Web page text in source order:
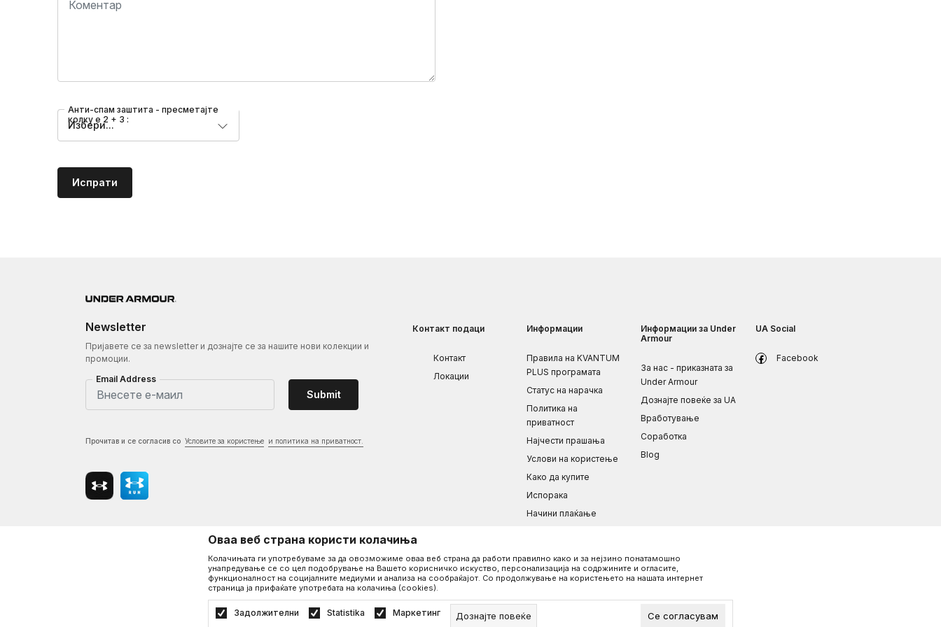
Анти-спам заштита - пресметајте
колку е 2 + 3 :
Избери...
Испрати
Newsletter
Пријавете се за newsletter и дознајте се за нашите нови колекции и
промоции.
Email Address
Submit
Прочитав и се согласив со Условите за користење и политика на приватност.
Контакт подаци
Контакт
Локации
Информации
Правила на KVANTUM
PLUS програмата
Статус на нарачка
Политика на
приватност
Најчести прашања
Услови на користење
Како да купите
Испорака
Начини плаќање
производот
Одреди ја големината
Ценовник
Информации за Under
Armour
За нас - приказната за
Under Armour
Дознајте повеќе за UA
Вработување
Соработка
Blog
UA Social
Facebook
Оваа веб страна користи колачиња
Колачињата ги употребуваме за да овозможиме оваа веб страна да работи правилно како и за нејзино понатамошно
унапредување се со цел подобрување на Вашето корисничко искуство, персонализација на содржините и огласите,
функционалност на социјалните медиуми и анализа на сообраќајот. Со продолжување на користењето на нашата интернет
страница ја прифаќате употребата на колачиња (cookies).
Задолжителни Statistika Маркетинг Дознајте повеќе Се согласувам